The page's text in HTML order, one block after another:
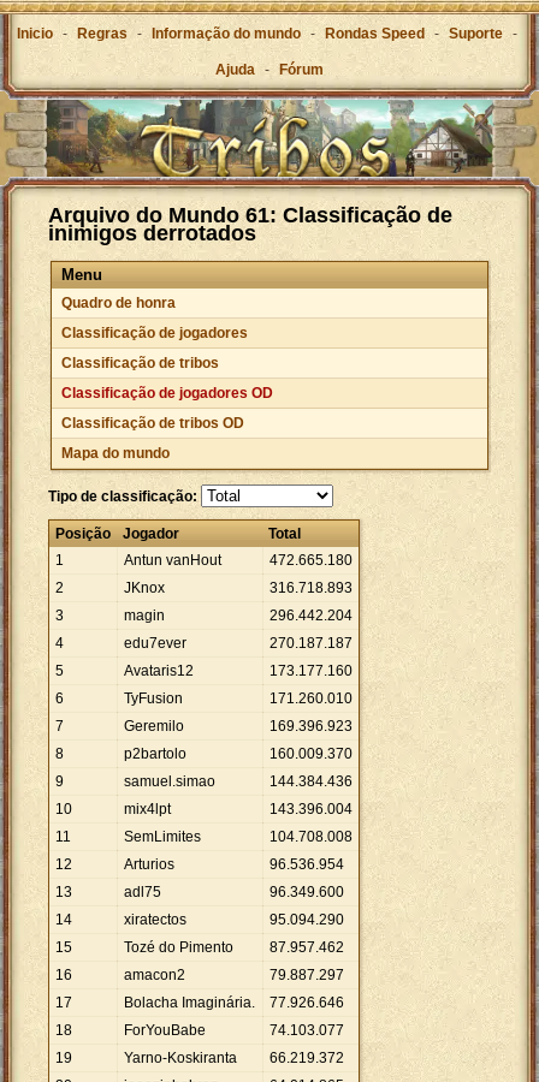
Inicio - Regras - Informação do mundo - Rondas Speed - Suporte -
Ajuda - Fórum
Arquivo do Mundo 61: Classificação de
inimigos derrotados
Menu
Quadro de honra
Classificação de jogadores
Classificação de tribos
Classificação de jogadores OD
Classificação de tribos OD
Mapa do mundo
Tipo de classificação:
Posição Jogador
Total
1
Antun vanHout 472.665.180
2
JKnox 316.718.893
3
magin 296.442.204
4
edu7ever 270.187.187
5
Avataris12 173.177.160
6
TyFusion 171.260.010
7
Geremilo 169.396.923
8
p2bartolo 160.009.370
9
samuel.simao 144.384.436
10
mix4lpt 143.396.004
11
SemLimites 104.708.008
12
Arturios 96.536.954
13
adl75 96.349.600
14
xiratectos 95.094.290
15
Tozé do Pimento 87.957.462
16
amacon2 79.887.297
17
Bolacha Imaginária. 77.926.646
18
ForYouBabe 74.103.077
19
Yarno-Koskiranta 66.219.372